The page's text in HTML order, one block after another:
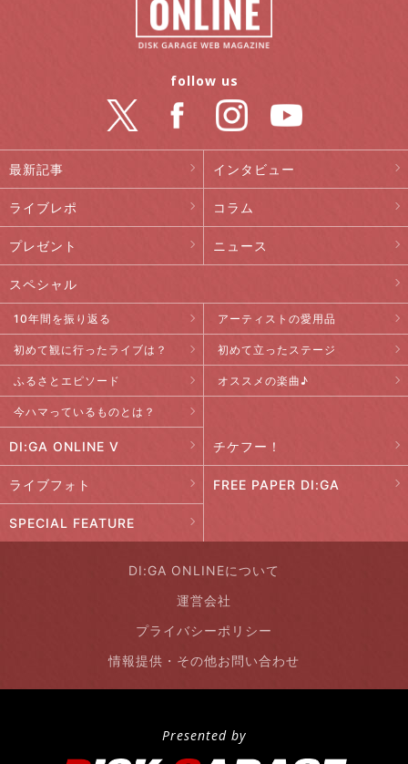
最新記事 インタビュー
ライブレポ コラム
プレゼント ニュース
スペシャル
10年間を振り返る アーティストの愛用品
初めて観に行ったライブは？ 初めて立ったステージ
ふるさとエピソード オススメの楽曲♪
今ハマっているものとは？
DI:GA ONLINE V チケフー！
ライブフォト FREE PAPER DI:GA
SPECIAL FEATURE
follow us
DI:GA ONLINEについて
運営会社
プライバシーポリシー
情報提供・その他お問い合わせ
Presented by